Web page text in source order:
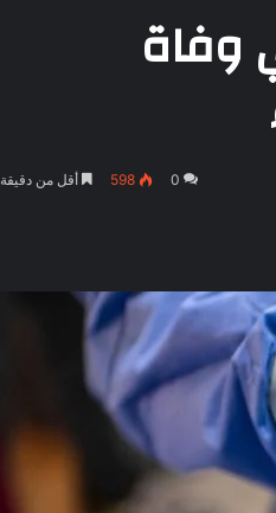
وفاة
0
598 أقل من دقيقة